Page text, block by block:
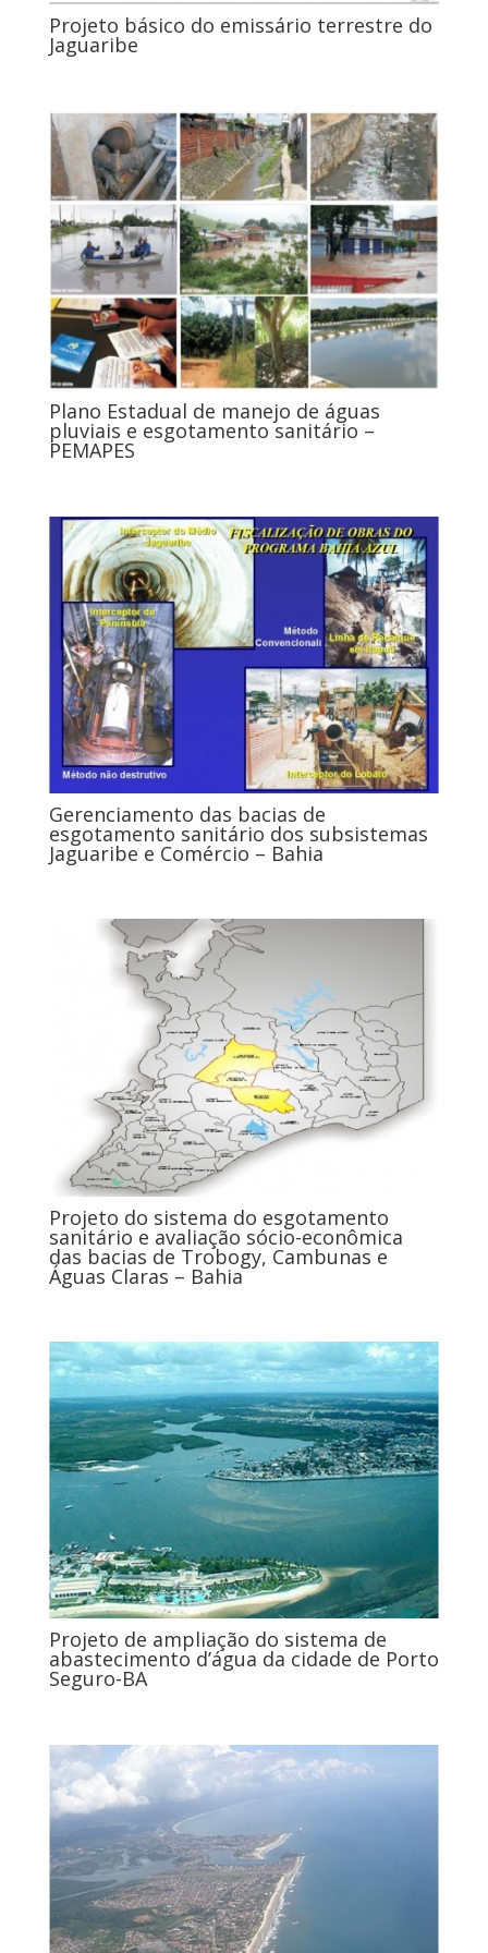
Projeto básico do emissário terrestre do
Jaguaribe
Plano Estadual de manejo de águas
pluviais e esgotamento sanitário –
PEMAPES
Gerenciamento das bacias de
esgotamento sanitário dos subsistemas
Jaguaribe e Comércio – Bahia
Projeto do sistema do esgotamento
sanitário e avaliação sócio-econômica
das bacias de Trobogy, Cambunas e
Águas Claras – Bahia
Projeto de ampliação do sistema de
abastecimento d’água da cidade de Porto
Seguro-BA